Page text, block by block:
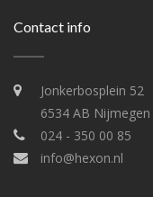
Contact info
Jonkerbosplein 52
6534 AB Nijmegen
024 - 350 00 85
info@hexon.nl